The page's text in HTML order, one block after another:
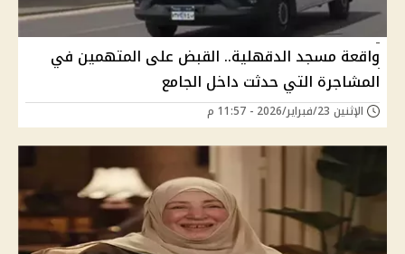
واقعة مسجد الدقهلية.. القبض على المتهمين في
المشاجرة التي حدثت داخل الجامع
الإثنين 23/فبراير/2026 - 11:57 م